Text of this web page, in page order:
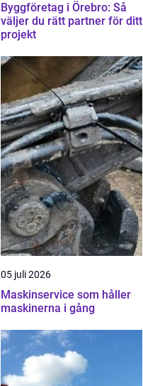
Byggföretag i Örebro: Så
väljer du rätt partner för ditt
projekt
05 juli 2026
Maskinservice som håller
maskinerna i gång